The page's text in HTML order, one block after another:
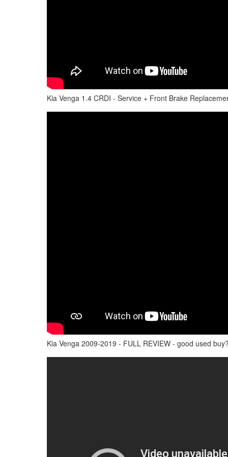
Kia Venga 1.4 CRDI - Service + Front Brake
Kia Venga 2009-2019 - FULL REVIEW - good used